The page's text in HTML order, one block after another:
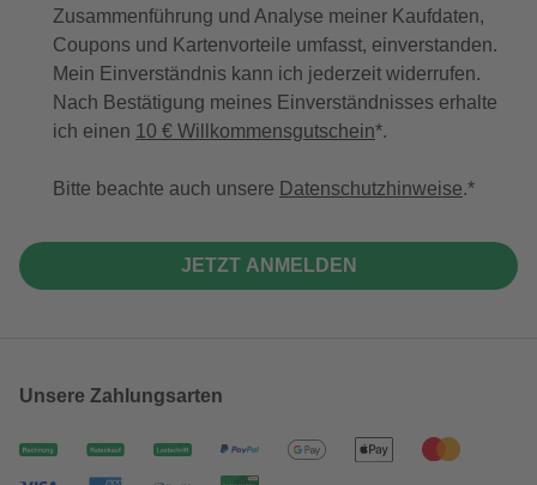
Zusammenführung und Analyse meiner Kaufdaten,
Coupons und Kartenvorteile umfasst, einverstanden.
Mein Einverständnis kann ich jederzeit widerrufen.
Nach Bestätigung meines Einverständnisses erhalte
ich einen 10 € Willkommensgutschein*.
Bitte beachte auch unsere Datenschutzhinweise.
JETZT ANMELDEN
Unsere Zahlungsarten